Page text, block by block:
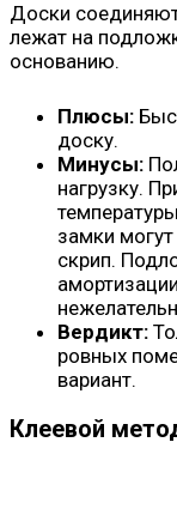
Доски
лежат на
основанию.
Плюсы:
доску.
Минусы:
нагрузку.
замки
скрип.
Вердикт:
ровных
вариант.
Клеевой